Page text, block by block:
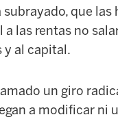
que
las rentas no
y al capital.
un giro
a modificar ni